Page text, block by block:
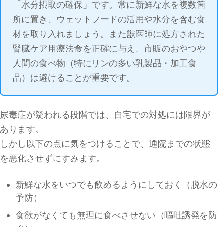
「水分摂取の確保」です。常に新鮮な水を複数箇
所に置き、ウェットフードの活用や水分を含む食
材を取り入れましょう。また獣医師に処方された
腎臓ケア用療法食を正確に与え、市販のおやつや
人間の食べ物（特にリンの多い乳製品・加工食
品）は避けることが重要です。
尿毒症が疑われる段階では、自宅での対処には限界が
あります。
しかし以下の点に気をつけることで、通院までの状態
を悪化させずにすみます。
新鮮な水をいつでも飲めるようにしておく（脱水の
予防）
食欲がなくても無理に食べさせない（嘔吐誘発を防